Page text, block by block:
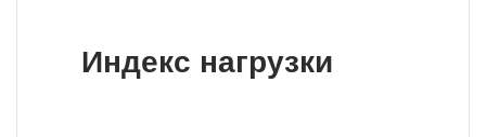
Индекс нагрузки